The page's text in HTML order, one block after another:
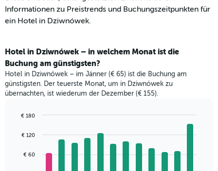
Informationen zu Preistrends und Buchungszeitpunkten für
ein Hotel in Dziwnówek.
Hotel in Dziwnówek – in welchem Monat ist die
Buchung am günstigsten?
Hotel in Dziwnówek – im Jänner (€ 65) ist die Buchung am
günstigsten. Der teuerste Monat, um in Dziwnówek zu
übernachten, ist wiederum der Dezember (€ 155).
chart
bars.
graphic.
€ 60
€ 120
€ 180